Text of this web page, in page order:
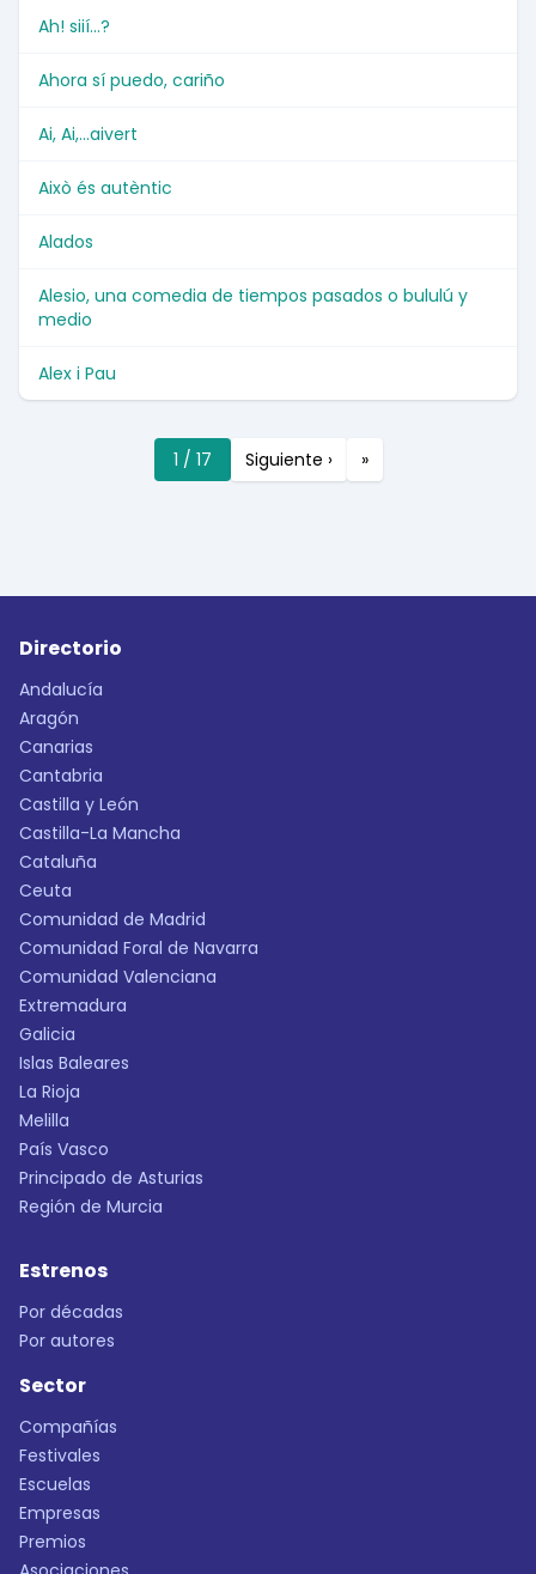
Ah! siií...?
Ahora sí puedo, cariño
Ai, Ai,...aivert
Això és autèntic
Alados
Alesio, una comedia de tiempos pasados o bululú y
medio
Alex i Pau
1 / 17 Siguiente › »
Directorio
Andalucía
Aragón
Canarias
Cantabria
Castilla y León
Castilla-La Mancha
Cataluña
Ceuta
Comunidad de Madrid
Comunidad Foral de Navarra
Comunidad Valenciana
Extremadura
Galicia
Islas Baleares
La Rioja
Melilla
País Vasco
Principado de Asturias
Región de Murcia
Estrenos
Por décadas
Por autores
Sector
Compañías
Festivales
Escuelas
Empresas
Premios